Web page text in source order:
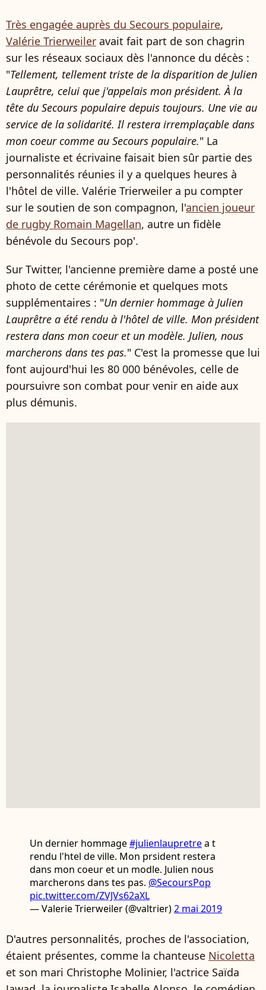
Très engagée auprès du Secours populaire,
Valérie Trierweiler avait fait part de son chagrin
sur les réseaux sociaux dès l'annonce du décès :
"Tellement, tellement triste de la disparition de Julien
Lauprêtre, celui que j'appelais mon président. À la
tête du Secours populaire depuis toujours. Une vie au
service de la solidarité. Il restera irremplaçable dans
mon coeur comme au Secours populaire." La
journaliste et écrivaine faisait bien sûr partie des
personnalités réunies il y a quelques heures à
l'hôtel de ville. Valérie Trierweiler a pu compter
sur le soutien de son compagnon, l'ancien joueur
de rugby Romain Magellan, autre un fidèle
bénévole du Secours pop'.
Sur Twitter, l'ancienne première dame a posté une
photo de cette cérémonie et quelques mots
supplémentaires : "Un dernier hommage à Julien
Lauprêtre a été rendu à l'hôtel de ville. Mon président
restera dans mon coeur et un modèle. Julien, nous
marcherons dans tes pas." C'est la promesse que lui
font aujourd'hui les 80 000 bénévoles, celle de
poursuivre son combat pour venir en aide aux
plus démunis.
Un dernier hommage#julienlaupretrea t
rendu l'htel de ville. Mon prsident restera
dans mon coeur et un modle. Julien nous
marcherons dans tes pas. @SecoursPop
pic.twitter.com/ZVJVs62aXL
— Valerie Trierweiler (@valtrier)2 mai 2019
D'autres personnalités, proches de l'association,
étaient présentes, comme la chanteuse Nicoletta
et son mari Christophe Molinier, l'actrice Saïda